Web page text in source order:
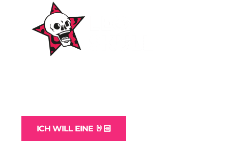
ICH WILL EINE 🤘🏻